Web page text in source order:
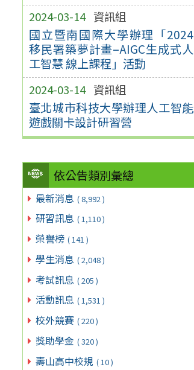
2024-03-14 資訊組
國立暨南國際大學辦理「2024
移民署築夢計畫–AIGC生成式人
工智慧 線上課程」活動
2024-03-14 資訊組
臺北城市科技大學辦理人工智能
遊戲關卡設計研習營
依公告類別彙總
最新消息 ( 8,992 )
研習訊息 ( 1,110 )
榮譽榜 ( 141 )
學生消息 ( 2,048 )
考試訊息 ( 205 )
活動訊息 ( 1,531 )
校外競賽 ( 220 )
獎助學金 ( 320 )
壽山高中校規 ( 10 )